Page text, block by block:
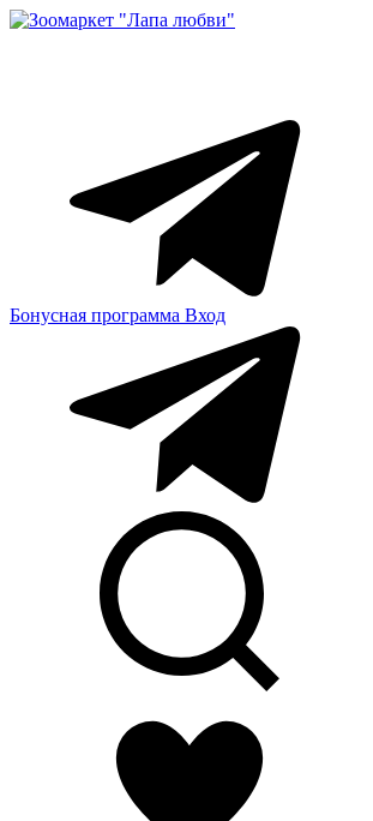
Skip
Бонусная программа Вход